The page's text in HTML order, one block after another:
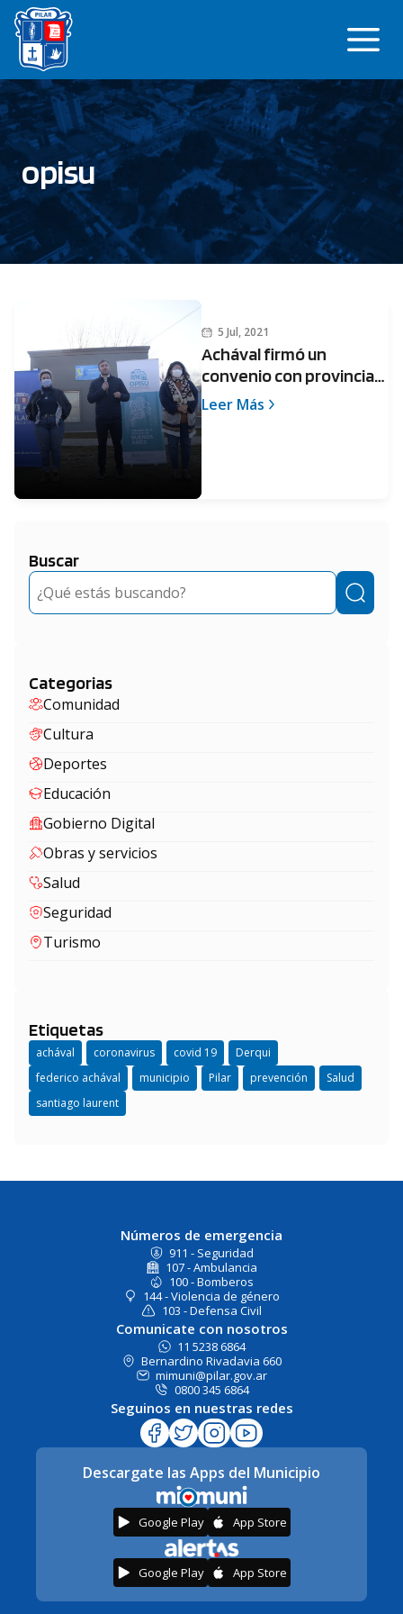
Saltar
contenido
opisu
5 Jul, 2021
Achával firmó un
convenio con provincia
para la mejora del
Leer Más
Buscar
Buscar
Categorias
Comunidad
Cultura
Deportes
Educación
Gobierno Digital
Obras y servicios
Salud
Seguridad
Turismo
Etiquetas
achával coronavirus covid 19
Derqui
federico achával
municipio Pilar prevención
Salud
santiago laurent
Números de emergencia
911 - Seguridad
107 - Ambulancia
100 - Bomberos
144 - Violencia de género
103 - Defensa Civil
Comunicate con nosotros
11 5238 6864
Bernardino Rivadavia 660
mimuni@pilar.gov.ar
0800 345 6864
Seguinos en nuestras redes
Descargate las Apps del Municipio
Google Play App Store
Google Play App Store